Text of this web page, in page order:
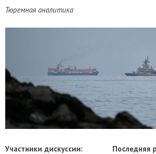
Тюремная аналитика
Участники дискуссии: Последняя